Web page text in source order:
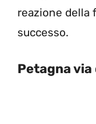
reazione della
successo.
Petagna